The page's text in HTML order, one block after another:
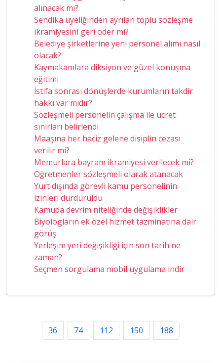
alınacak mı?
Sendika üyeliğinden ayrılan toplu sözleşme
ikramiyesini geri öder mi?
Belediye şirketlerine yeni personel alımı nasıl
olacak?
Kaymakamlara diksiyon ve güzel konuşma
eğitimi
İstifa sonrası dönüşlerde kurumların takdir
hakkı var mıdır?
Sözleşmeli personelin çalışma ile ücret
sınırları belirlendi
Maaşına her haciz gelene disiplin cezası
verilir mi?
Memurlara bayram ikramiyesi verilecek mi?
Öğretmenler sözleşmeli olarak atanacak
Yurt dışında görevli kamu personelinin
izinleri durduruldu
Kamuda devrim niteliğinde değişiklikler
Biyologların ek özel hizmet tazminatına dair
görüş
Yerleşim yeri değişikliği için son tarih ne
zaman?
Seçmen sorgulama mobil uygulama indir
36 74 112 150 188